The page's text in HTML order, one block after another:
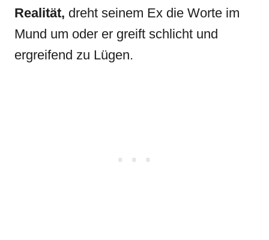
Realität, dreht seinem Ex die Worte im
Mund um oder er greift schlicht und
ergreifend zu Lügen.